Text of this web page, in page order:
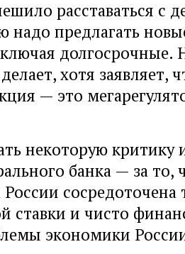
расставаться с
надо предлагать
долгосрочные.
хотя заявляет,
— это
некоторую критику
банка — за то,
сосредоточена
ставки и чисто
экономики